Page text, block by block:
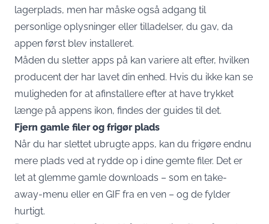
lagerplads, men har måske også adgang til
personlige oplysninger eller tilladelser, du gav, da
appen først blev installeret.
Måden du sletter apps på kan variere alt efter, hvilken
producent der har lavet din enhed. Hvis du ikke kan se
muligheden for at afinstallere efter at have trykket
længe på appens ikon, findes der guides til det.
Fjern gamle filer og frigør plads
Når du har slettet ubrugte apps, kan du frigøre endnu
mere plads ved at rydde op i dine gemte filer. Det er
let at glemme gamle downloads – som en take-
away-menu eller en GIF fra en ven – og de fylder
hurtigt.